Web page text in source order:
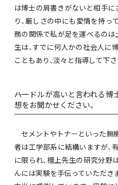
は博士の肩書きがないと相手に
り、厳しさの中にも愛情を持
務の関係で私が足を運べるのは
生は、すでに何人かの社会人に
こともあり、淡々と指導して下さ
――ハードルが高いと言われる
想をお聞かせください。
セメントやトナーといった無
者は工学部系に結構いますが、
に限られ、檀上先生の研究分野
んには実験を手伝っていただき